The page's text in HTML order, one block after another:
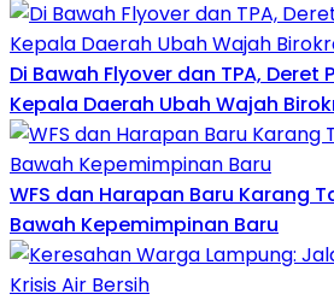
Di Bawah Flyover dan TPA,
Kepala Daerah Ubah Wajah
WFS dan Harapan Baru Karang
Bawah Kepemimpinan Baru